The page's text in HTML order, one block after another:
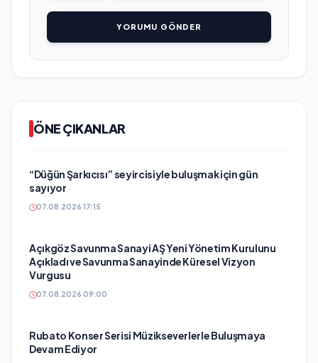
YORUMU GÖNDER
ÖNE ÇIKANLAR
“Düğün Şarkıcısı” seyircisiyle buluşmak için gün
sayıyor
07.08.2026 17:15
Açıkgöz Savunma Sanayi AŞ Yeni Yönetim Kurulunu
Açıkladı ve Savunma Sanayinde Küresel Vizyon
Vurgusu
07.08.2026 09:00
Rubato Konser Serisi Müzikseverlerle Buluşmaya
Devam Ediyor